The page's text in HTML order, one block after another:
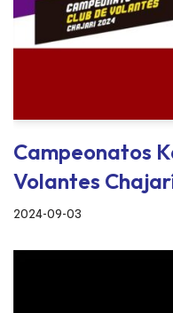
Campeonatos
Volantes
2024-09-03